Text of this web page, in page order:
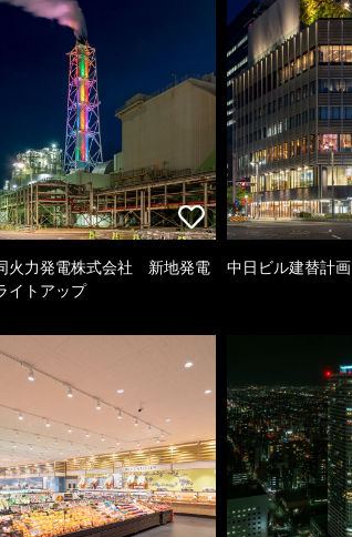
火力発電株式会社 新地発電
イトアップ
中日ビル建替計画